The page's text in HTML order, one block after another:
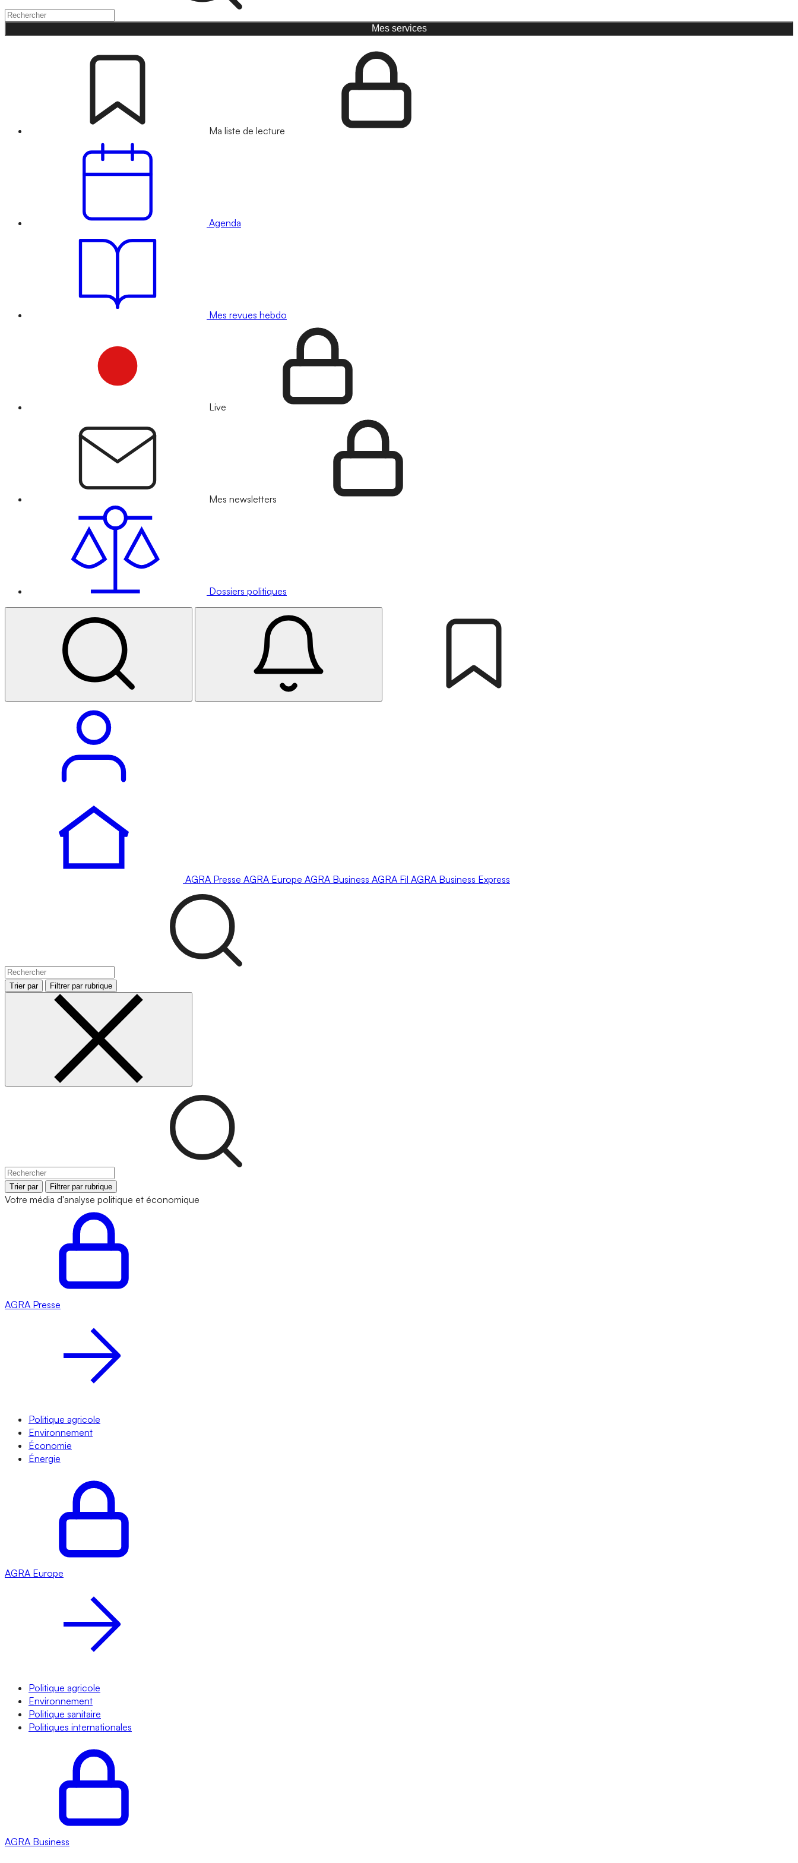
Mes services
Ma liste de lecture
Agenda
Mes revues hebdo
Live
Mes newsletters
Dossiers politiques
AGRA Presse AGRA Europe AGRA Business AGRA Fil AGRA Business Express
Trier par Filtrer par rubrique
Trier par Filtrer par rubrique
Votre média d'analyse politique et économique
AGRA Presse
Politique agricole
Environnement
Économie
Énergie
AGRA Europe
Politique agricole
Environnement
Politique sanitaire
Politiques internationales
AGRA Business